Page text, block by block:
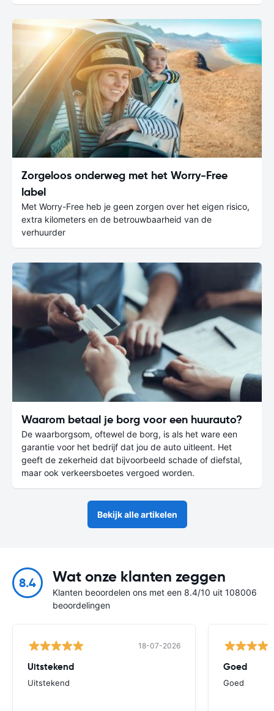
Zorgeloos onderweg met het Worry-Free
label
Met Worry-Free heb je geen zorgen over het eigen risico,
extra kilometers en de betrouwbaarheid van de
verhuurder
Waarom betaal je borg voor een huurauto?
De waarborgsom, oftewel de borg, is als het ware een
garantie voor het bedrijf dat jou de auto uitleent. Het
geeft de zekerheid dat bijvoorbeeld schade of diefstal,
maar ook verkeersboetes vergoed worden.
Bekijk alle artikelen
8.4 Wat onze klanten zeggen
Klanten beoordelen ons met een 8.4/10 uit 108006
beoordelingen
18-07-2026
Uitstekend
Uitstekend
Goed
Goed